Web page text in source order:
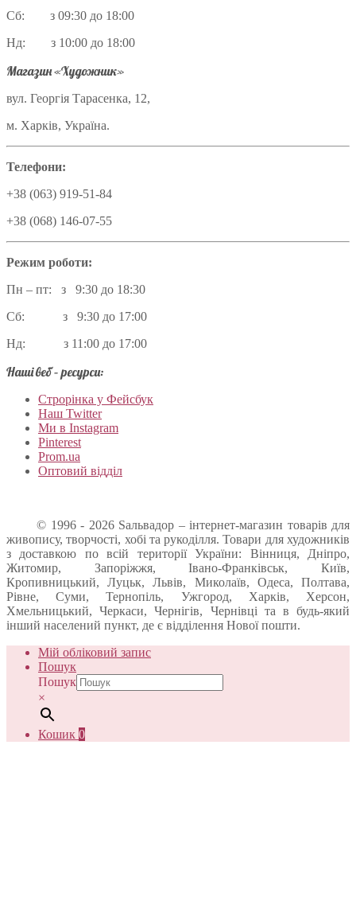
Сб: з 09:30 до 18:00
Нд: з 10:00 до 18:00
Магазин «Художник»
вул. Георгія Тарасенка, 12,
м. Харків, Україна.
Телефони:
+38 (063) 919-51-84
+38 (068) 146-07-55
Режим роботи:
Пн – пт: з 9:30 до 18:30
Сб: з 9:30 до 17:00
Нд: з 11:00 до 17:00
Наші веб – ресурси:
Строрінка у Фейсбук
Наш Twitter
Ми в Instagram
Pinterest
Prom.ua
Оптовий відділ
© 1996 - 2026 Sальвадор – інтернет-магазин товарів для
живопису, творчості, хобі та рукоділля. Товари для художників
з доставкою по всій території України: Вінниця, Дніпро,
Житомир, Запоріжжя, Івано-Франківськ, Київ,
Кропивницький, Луцьк, Львів, Миколаїв, Одеса, Полтава,
Рівне, Суми, Тернопіль, Ужгород, Харків, Херсон,
Хмельницький, Черкаси, Чернігів, Чернівці та в будь-який
інший населений пункт, де є відділення Нової пошти.
Мій обліковий запис
Пошук
Пошук
×
Кошик 0